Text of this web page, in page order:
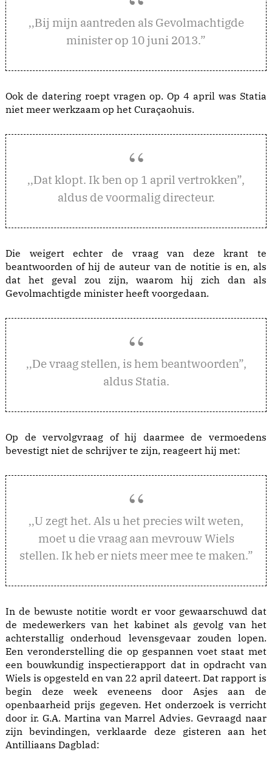
,,Bij mijn aantreden als Gevolmachtigde
minister op 10 juni 2013.”
Ook de datering roept vragen op. Op 4 april was Statia
niet meer werkzaam op het Curaçaohuis.
,,Dat klopt. Ik ben op 1 april vertrokken”,
aldus de voormalig directeur.
Die weigert echter de vraag van deze krant te
beantwoorden of hij de auteur van de notitie is en, als
dat het geval zou zijn, waarom hij zich dan als
Gevolmachtigde minister heeft voorgedaan.
,,De vraag stellen, is hem beantwoorden”,
aldus Statia.
Op de vervolgvraag of hij daarmee de vermoedens
bevestigt niet de schrijver te zijn, reageert hij met:
,,U zegt het. Als u het precies wilt weten,
moet u die vraag aan mevrouw Wiels
stellen. Ik heb er niets meer mee te maken.”
In de bewuste notitie wordt er voor gewaarschuwd dat
de medewerkers van het kabinet als gevolg van het
achterstallig onderhoud levensgevaar zouden lopen.
Een veronderstelling die op gespannen voet staat met
een bouwkundig inspectierapport dat in opdracht van
Wiels is opgesteld en van 22 april dateert. Dat rapport is
begin deze week eveneens door Asjes aan de
openbaarheid prijs gegeven. Het onderzoek is verricht
door ir. G.A. Martina van Marrel Advies. Gevraagd naar
zijn bevindingen, verklaarde deze gisteren aan het
Antilliaans Dagblad: